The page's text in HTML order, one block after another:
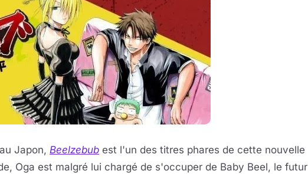
Japon, Beelzebub est l'un des titres phares de cette nouvelle
Oga est malgré lui chargé de s'occuper de Baby Beel, le futur